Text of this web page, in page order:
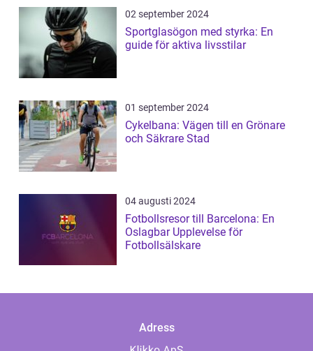
02 september 2024
Sportglasögon med styrka: En
guide för aktiva livsstilar
01 september 2024
Cykelbana: Vägen till en Grönare
och Säkrare Stad
04 augusti 2024
Fotbollsresor till Barcelona: En
Oslagbar Upplevelse för
Fotbollsälskare
Adress